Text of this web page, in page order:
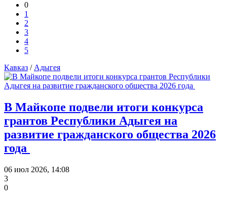
0
1
2
3
4
5
Кавказ / Адыгея
В Майкопе подвели итоги конкурса
грантов Республики Адыгея на
развитие гражданского общества 2026
года
06 июл 2026, 14:08
3
0